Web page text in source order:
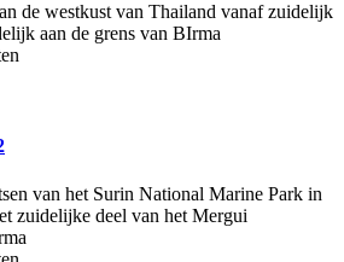
de westkust van Thailand vanaf zuidelijk
aan de grens van BIrma
van het Surin National Marine Park in
zuidelijke deel van het Mergui